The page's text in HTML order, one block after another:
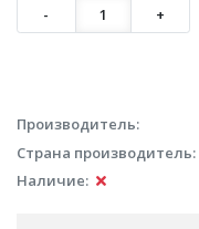
- 1 +
Производитель:
Страна производитель:
Наличие: